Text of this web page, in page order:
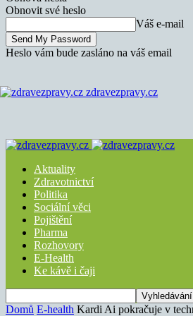
Obnovit své heslo
Váš e-mail
Heslo vám bude zasláno na váš email
zdravezpravy.cz
Aktuality
Zdravotnictví
Politika
Sociální věci
Pojištění
Pharma
Rozhovory
E-Health
Ke kávě i čaji
Domů E-health Kardi Ai pokračuje v